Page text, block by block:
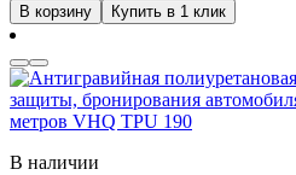
В корзину Купить в 1 клик
В наличии